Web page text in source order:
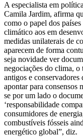
A especialista em
Camila Jardim, afirma
como o papel dos
climático aos em
medidas unilaterais de
aparecem de forma
seja novidade ver
negociações do clima,
antigos e conservadores
apontar para consensos
se por um lado o
‘responsabilidade
consumidores de
combustíveis fósseis
energético global”, diz.